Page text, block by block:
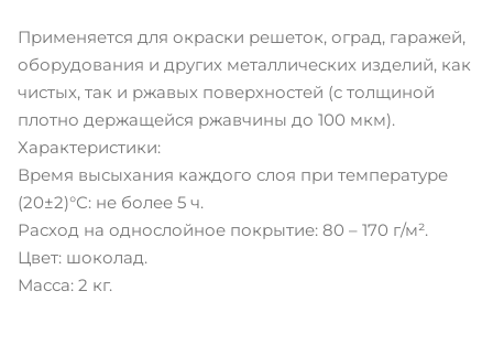
Применяется для окраски решеток, оград, гаражей,
оборудования и других металлических изделий, как
чистых, так и ржавых поверхностей (с толщиной
плотно держащейся ржавчины до 100 мкм).
Характеристики:
Время высыхания каждого слоя при температуре
(20±2)°С: не более 5 ч.
Расход на однослойное покрытие: 80 – 170 г/м².
Цвет: шоколад.
Масса: 2 кг.